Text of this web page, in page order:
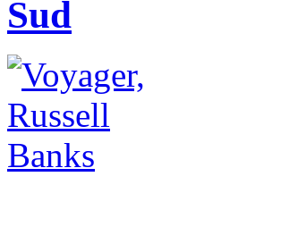
Sud